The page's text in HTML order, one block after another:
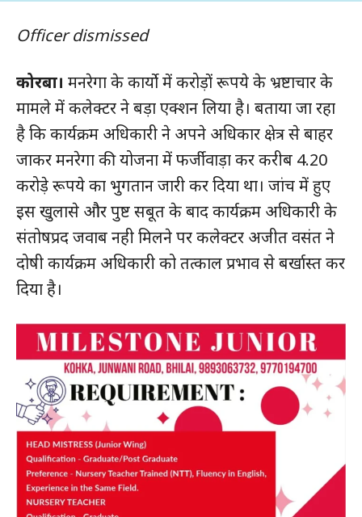
Officer dismissed
कोरबा। मनरेगा के कार्यो में करोड़ों रूपये के भ्रष्टाचार के
मामले में कलेक्टर ने बड़ा एक्शन लिया है। बताया जा रहा
है कि कार्यक्रम अधिकारी ने अपने अधिकार क्षेत्र से बाहर
जाकर मनरेगा की योजना में फर्जीवाड़ा कर करीब 4.20
करोड़े रूपये का भुगतान जारी कर दिया था। जांच में हुए
इस खुलासे और पुष्ट सबूत के बाद कार्यक्रम अधिकारी के
संतोषप्रद जवाब नही मिलने पर कलेक्टर अजीत वसंत ने
दोषी कार्यक्रम अधिकारी को तत्काल प्रभाव से बर्खास्त कर
दिया है।